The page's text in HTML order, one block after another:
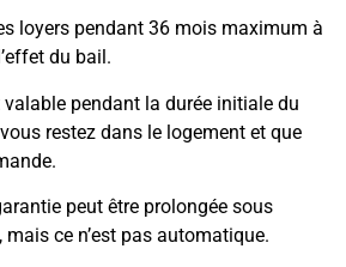
loyers pendant 36 mois maximum à
du bail.
pendant la durée initiale du
restez dans le logement et que
peut être prolongée sous
ce n’est pas automatique.